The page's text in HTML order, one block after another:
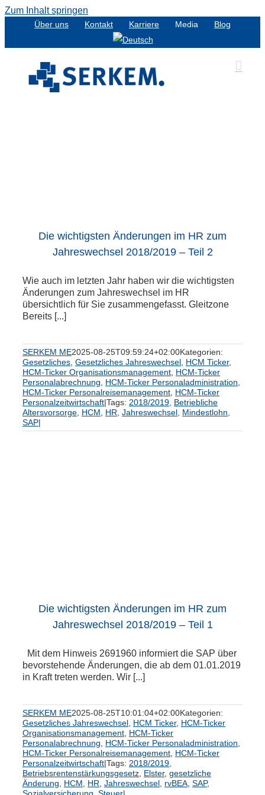
Zum Inhalt springen
Über uns Kontakt Karriere Media Blog
Die wichtigsten Änderungen im HR zum
Jahreswechsel 2018/2019 – Teil 2
Wie auch im letzten Jahr haben wir die wichtigsten
Änderungen zum Jahreswechsel im HR
übersichtlich für Sie zusammengefasst. Gleitzone
Bereits [...]
SERKEM ME2025-08-25T09:59:24+02:00Kategorien:
Gesetzliches Gesetzliches Jahreswechsel HCM Ticker,
HCM-Ticker Organisationsmanagement HCM-Ticker
Personalabrechnung
HCM-Ticker Personaladministration
HCM-Ticker Personalreisemanagement HCM-Ticker
Personalzeitwirtschaft|Tags: 2018/2019 Betriebliche
Altersvorsorge HCM HR Jahreswechsel Mindestlohn
SAP|
Die wichtigsten Änderungen im HR zum
Jahreswechsel 2018/2019 – Teil 1
Mit dem Hinweis 2691960 informiert die SAP über
bevorstehende Änderungen, die ab dem 01.01.2019
in Kraft treten werden. Wir [...]
SERKEM ME2025-08-25T10:01:04+02:00Kategorien:
Gesetzliches Jahreswechsel HCM Ticker, HCM-Ticker
Organisationsmanagement HCM-Ticker
Personalabrechnung
HCM-Ticker Personaladministration
HCM-Ticker Personalreisemanagement HCM-Ticker
Personalzeitwirtschaft|Tags: 2018/2019
Betriebsrentenstärkungsgesetz Elster, gesetzliche
Änderung
HCM HR Jahreswechsel rvBEA SAP,